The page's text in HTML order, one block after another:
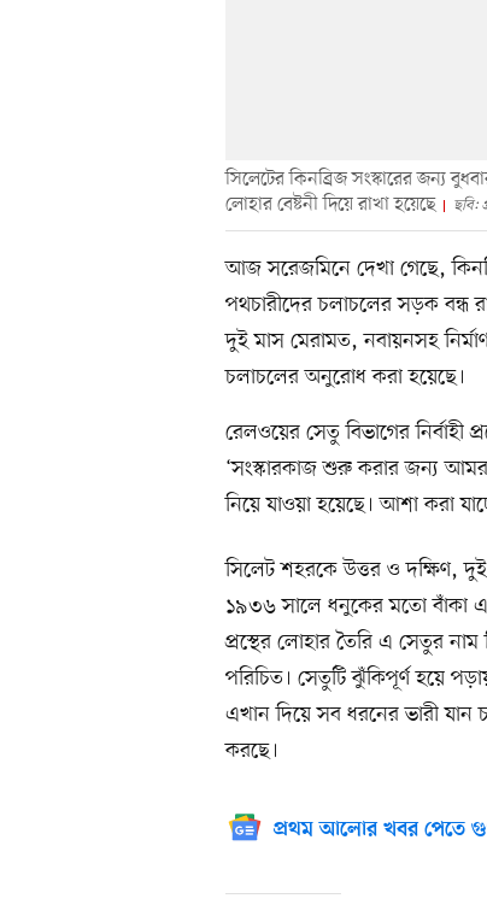
সিলেটের কিনব্রিজ সংস্কারের জন্য
লোহার বেষ্টনী দিয়ে রাখা হয়েছে
ছবি:
আজ সরেজমিনে দেখা গেছে,
পথচারীদের চলাচলের সড়ক বন্ধ
দুই মাস মেরামত, নবায়নসহ
চলাচলের অনুরোধ করা হয়েছে।
রেলওয়ের সেতু বিভাগের
‘সংস্কারকাজ শুরু করার জন্য
নিয়ে যাওয়া হয়েছে। আশা করা
সিলেট শহরকে উত্তর ও দক্ষিণ,
১৯৩৬ সালে ধনুকের মতো বাঁকা
প্রস্থের লোহার তৈরি এ সেতুর
পরিচিত। সেতুটি ঝুঁকিপূর্ণ হয়ে
এখান দিয়ে সব ধরনের ভারী
করছে।
প্রথম আলোর খবর পেতে